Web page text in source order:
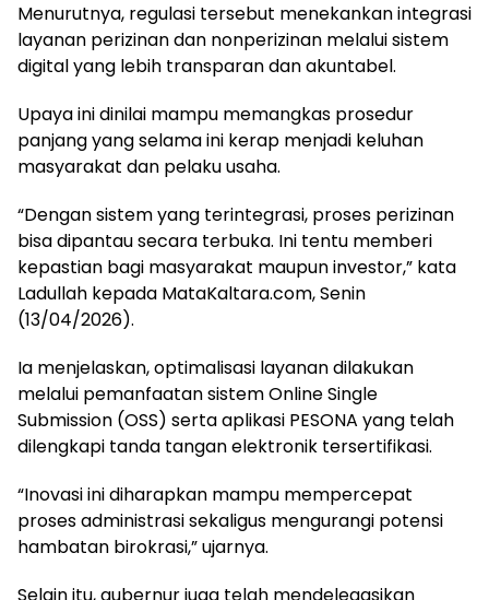
Menurutnya, regulasi tersebut menekankan integrasi
layanan perizinan dan nonperizinan melalui sistem
digital yang lebih transparan dan akuntabel.
Upaya ini dinilai mampu memangkas prosedur
panjang yang selama ini kerap menjadi keluhan
masyarakat dan pelaku usaha.
“Dengan sistem yang terintegrasi, proses perizinan
bisa dipantau secara terbuka. Ini tentu memberi
kepastian bagi masyarakat maupun investor,” kata
Ladullah kepada MataKaltara.com, Senin
(13/04/2026).
Ia menjelaskan, optimalisasi layanan dilakukan
melalui pemanfaatan sistem Online Single
Submission (OSS) serta aplikasi PESONA yang telah
dilengkapi tanda tangan elektronik tersertifikasi.
“Inovasi ini diharapkan mampu mempercepat
proses administrasi sekaligus mengurangi potensi
hambatan birokrasi,” ujarnya.